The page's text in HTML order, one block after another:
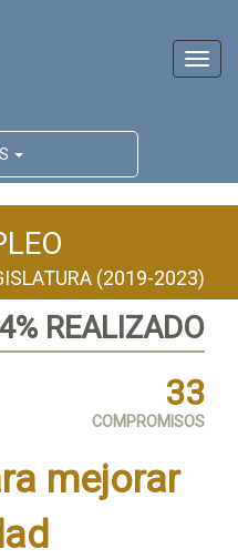
(2019-2023)
REALIZADO
33
COMPROMISOS
mejorar